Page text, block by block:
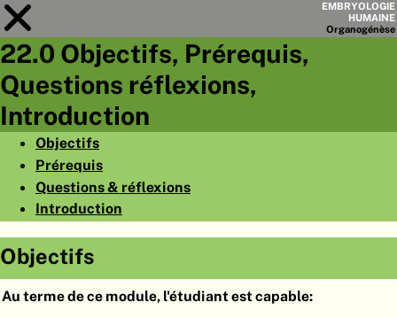
EMBRYOLOGIE
HUMAINE
Organogénèse
Module
22.0 Objectifs, Prérequis,
Questions réflexions,
Introduction
Objectifs
Prérequis
Questions & réflexions
Introduction
Objectifs
Au terme de ce module, l'étudiant est capable: